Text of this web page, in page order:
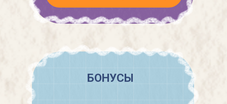
БОНУСЫ